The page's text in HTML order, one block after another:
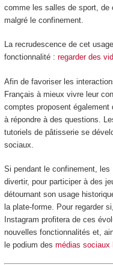
comme les salles de sport, de
malgré le confinement.
La recrudescence de cet
fonctionnalité : regarder des
Afin de favoriser les
Français à mieux vivre leur
comptes proposent
à répondre à des questions.
tutoriels de pâtisserie se
sociaux.
Si pendant le confinement,
divertir, pour participer à des
détournant son usage
la plate-forme. Pour regarder
Instagram profitera de ces
nouvelles fonctionnalités et,
le podium des médias sociaux